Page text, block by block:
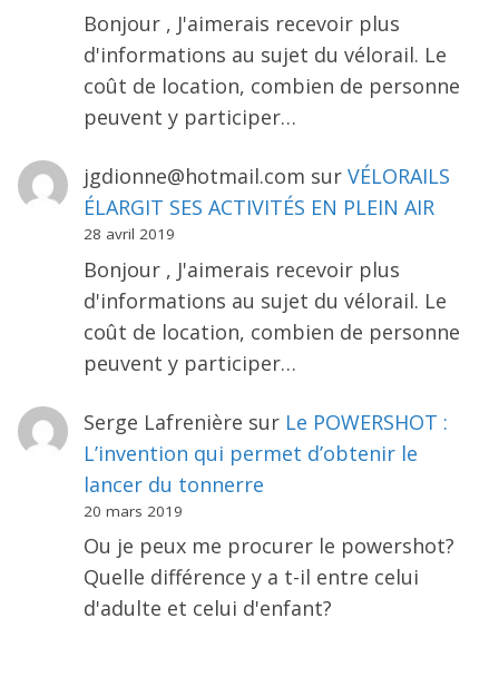
Bonjour , J'aimerais recevoir plus
d'informations au sujet du vélorail. Le
coût de location, combien de personne
peuvent y participer…
jgdionne@hotmail.com sur VÉLORAILS
ÉLARGIT SES ACTIVITÉS EN PLEIN AIR
28 avril 2019
Bonjour , J'aimerais recevoir plus
d'informations au sujet du vélorail. Le
coût de location, combien de personne
peuvent y participer…
Serge Lafrenière sur Le POWERSHOT :
L’invention qui permet d’obtenir le
lancer du tonnerre
20 mars 2019
Ou je peux me procurer le powershot?
Quelle différence y a t-il entre celui
d'adulte et celui d'enfant?